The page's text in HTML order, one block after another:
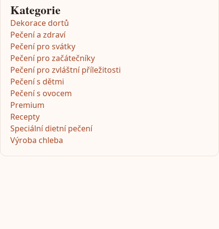
Kategorie
Dekorace dortů
Pečení a zdraví
Pečení pro svátky
Pečení pro začátečníky
Pečení pro zvláštní příležitosti
Pečení s dětmi
Pečení s ovocem
Premium
Recepty
Speciální dietní pečení
Výroba chleba